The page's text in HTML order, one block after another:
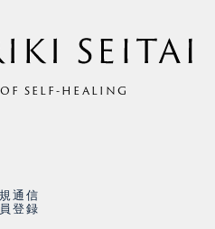
SELF-HEALING
通信
登録